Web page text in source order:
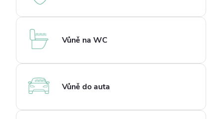
Vůně na WC
Vůně do auta